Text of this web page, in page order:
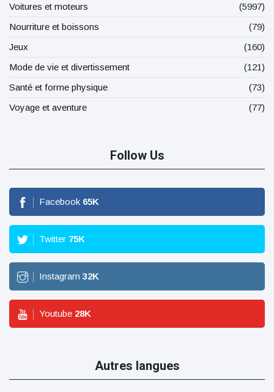
Voitures et moteurs
(5997)
Nourriture et boissons
(79)
Jeux
(160)
Mode de vie et divertissement
(121)
Santé et forme physique
(73)
Voyage et aventure
(77)
Follow Us
Facebook 65K
Twitter 75K
Instagram 32K
Youtube 28K
Autres langues